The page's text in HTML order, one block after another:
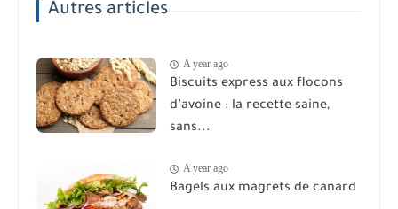
Autres articles
A year ago
Biscuits express aux flocons
d’avoine : la recette saine,
sans...
A year ago
Bagels aux magrets de canard